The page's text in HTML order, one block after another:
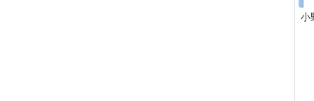
小